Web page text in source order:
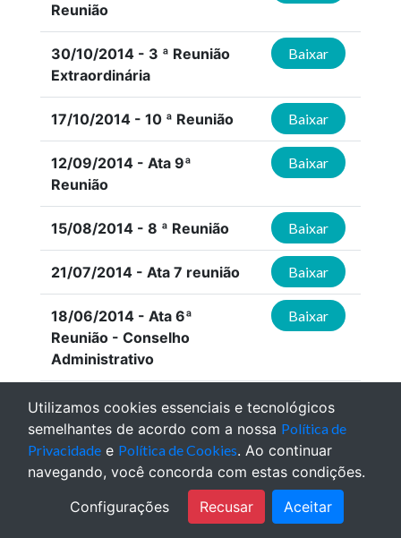
Reunião
30/10/2014 - 3 ª Reunião
Extraordinária
Baixar
17/10/2014 - 10 ª Reunião Baixar
12/09/2014 - Ata 9ª
Reunião
Baixar
15/08/2014 - 8 ª Reunião Baixar
21/07/2014 - Ata 7 reunião Baixar
18/06/2014 - Ata 6ª
Reunião - Conselho
Administrativo
Baixar
16/05/2014 - Ata 5ª
Reunião 2014
Baixar
11/04/2014 - Ata 4ª
Reunião Conselho de
Administração
Baixar
Utilizamos cookies essenciais e tecnológicos
semelhantes de acordo com a nossa Política de
Privacidade e Política de Cookies. Ao continuar
navegando, você concorda com estas condições.
Configurações
Recusar Aceitar